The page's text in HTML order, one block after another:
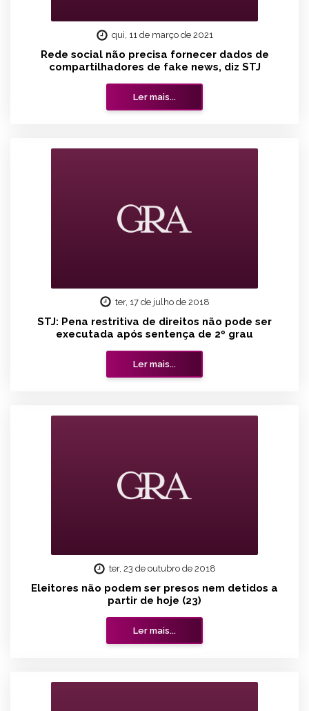
qui, 11 de março de 2021
Rede social não precisa fornecer dados de
compartilhadores de fake news, diz STJ
Ler mais...
ter, 17 de julho de 2018
STJ: Pena restritiva de direitos não pode ser
executada após sentença de 2º grau
Ler mais...
ter, 23 de outubro de 2018
Eleitores não podem ser presos nem detidos a
partir de hoje (23)
Ler mais...